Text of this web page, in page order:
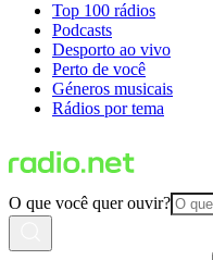
Top 100 rádios
Podcasts
Desporto ao vivo
Perto de você
Géneros musicais
Rádios por tema
O que você quer ouvir?